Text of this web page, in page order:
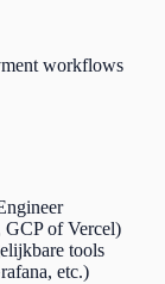
workflows
GCP of Vercel)
tools
etc.)